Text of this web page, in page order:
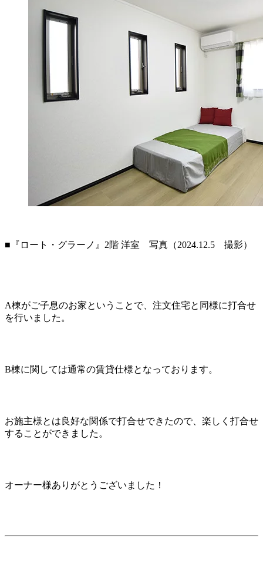
■『ロート・グラーノ』2階 洋室 写真（2024.12.5 撮影）
A棟がご子息のお家ということで、注文住宅と同様に打合せ
を行いました。
B棟に関しては通常の賃貸仕様となっております。
お施主様とは良好な関係で打合せできたので、楽しく打合せ
することができました。
オーナー様ありがとうございました！